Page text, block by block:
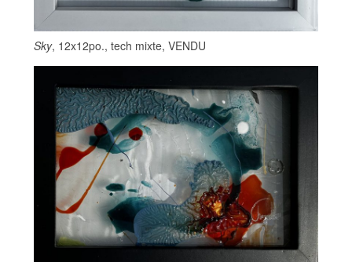
Sky, 12x12po., tech mixte, VENDU